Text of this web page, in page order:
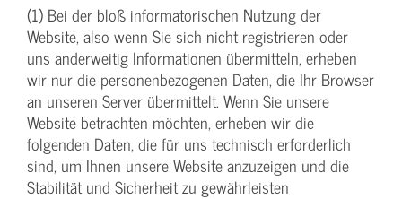
(1) Bei der bloß informatorischen Nutzung der
Website, also wenn Sie sich nicht registrieren oder
uns anderweitig Informationen übermitteln, erheben
wir nur die personenbezogenen Daten, die Ihr Browser
an unseren Server übermittelt. Wenn Sie unsere
Website betrachten möchten, erheben wir die
folgenden Daten, die für uns technisch erforderlich
sind, um Ihnen unsere Website anzuzeigen und die
Stabilität und Sicherheit zu gewährleisten